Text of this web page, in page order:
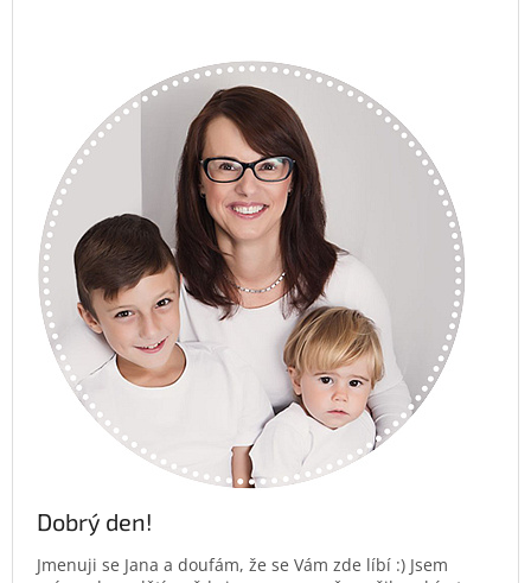
Dobrý den!
Jmenuji se Jana a doufám, že se Vám zde líbí :) Jsem